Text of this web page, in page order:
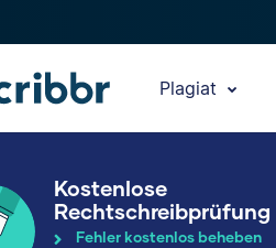
Plagiat
Kostenlose
Rechtschreibprüfung
Fehler kostenlos beheben